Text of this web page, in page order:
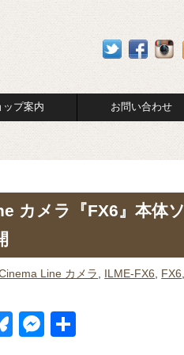
ップ案内 お問い合わせ
カメラ『FX6』本体ソ
Line カメラ ILME-FX6 FX6
Bl
M